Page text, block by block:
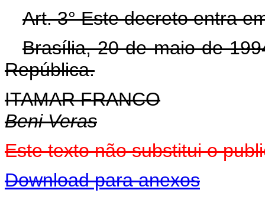
Art. 3° Este decreto entra
Brasília, 20 de maio de
República.
ITAMAR FRANCO
Beni Veras
Este texto não substitui o
Download para anexos